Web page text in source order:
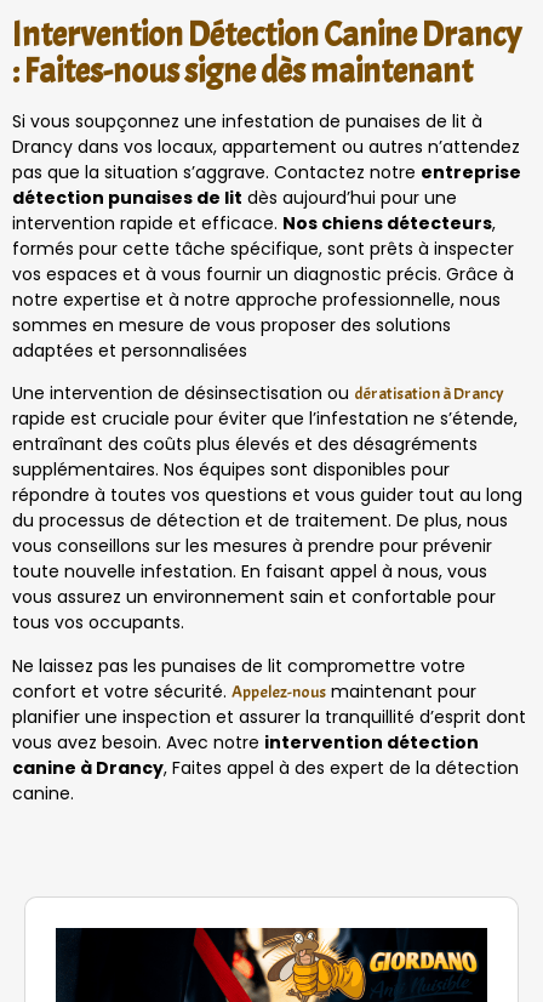
Intervention Détection Canine Drancy
: Faites-nous signe dès maintenant
Si vous soupçonnez une infestation de punaises de lit à
Drancy dans vos locaux, appartement ou autres n’attendez
pas que la situation s’aggrave. Contactez notre entreprise
détection punaises de lit dès aujourd’hui pour une
intervention rapide et efficace. Nos chiens détecteurs,
formés pour cette tâche spécifique, sont prêts à inspecter
vos espaces et à vous fournir un diagnostic précis. Grâce à
notre expertise et à notre approche professionnelle, nous
sommes en mesure de vous proposer des solutions
adaptées et personnalisées
Une intervention de désinsectisation ou dératisation à Drancy
rapide est cruciale pour éviter que l’infestation ne s’étende,
entraînant des coûts plus élevés et des désagréments
supplémentaires. Nos équipes sont disponibles pour
répondre à toutes vos questions et vous guider tout au long
du processus de détection et de traitement. De plus, nous
vous conseillons sur les mesures à prendre pour prévenir
toute nouvelle infestation. En faisant appel à nous, vous
vous assurez un environnement sain et confortable pour
tous vos occupants.
Ne laissez pas les punaises de lit compromettre votre
confort et votre sécurité. Appelez-nous maintenant pour
planifier une inspection et assurer la tranquillité d’esprit dont
vous avez besoin. Avec notre intervention détection
canine à Drancy, Faites appel à des expert de la détection
canine.